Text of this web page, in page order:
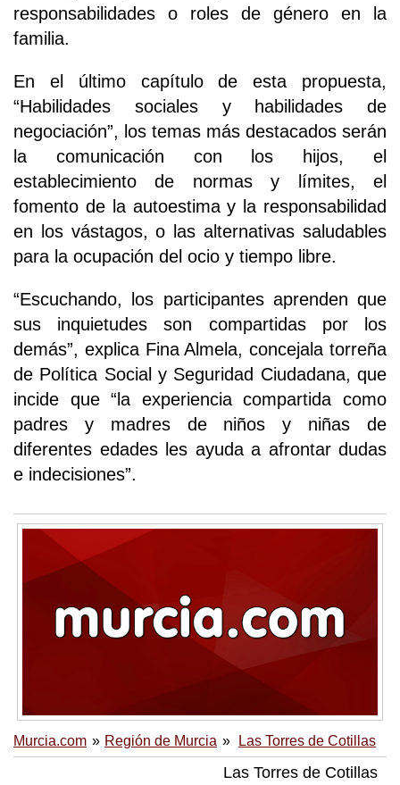
responsabilidades o roles de género en la
familia.
En el último capítulo de esta propuesta,
“Habilidades sociales y habilidades de
negociación”, los temas más destacados serán
la comunicación con los hijos, el
establecimiento de normas y límites, el
fomento de la autoestima y la responsabilidad
en los vástagos, o las alternativas saludables
para la ocupación del ocio y tiempo libre.
“Escuchando, los participantes aprenden que
sus inquietudes son compartidas por los
demás”, explica Fina Almela, concejala torreña
de Política Social y Seguridad Ciudadana, que
incide que “la experiencia compartida como
padres y madres de niños y niñas de
diferentes edades les ayuda a afrontar dudas
e indecisiones”.
Murcia.com Región de Murcia Las Torres de Cotillas
Las Torres de Cotillas